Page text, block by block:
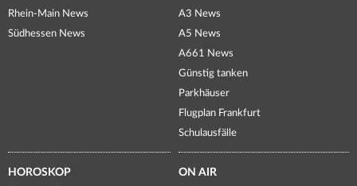
Rhein-Main News
Südhessen News
A3 News
A5 News
A661 News
Günstig tanken
Parkhäuser
Flugplan Frankfurt
Schulausfälle
HOROSKOP ON AIR